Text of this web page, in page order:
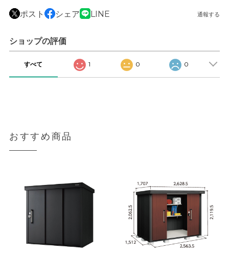
ポスト シェア LINE 通報する
ショップの評価
すべて 1 0 0
おすすめ商品